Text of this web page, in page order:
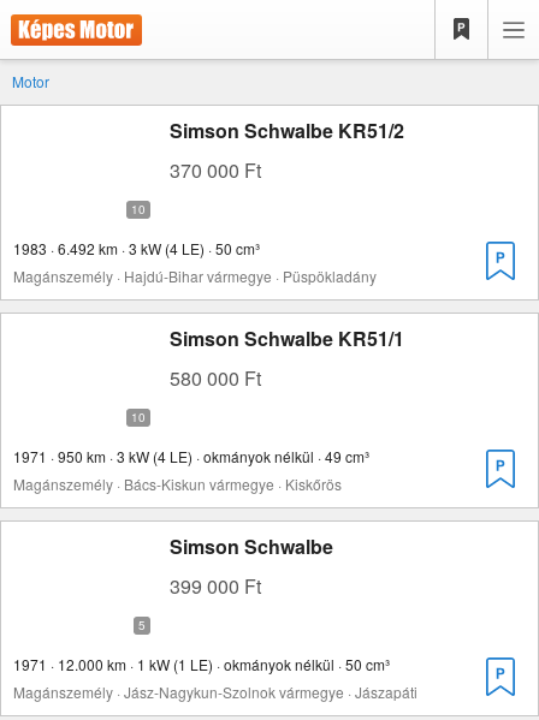
Motor
Simson Schwalbe KR51/2
370 000 Ft
1983 · 6.492 km · 3 kW (4 LE) · 50 cm³
Magánszemély · Hajdú-Bihar vármegye · Püspökladány
Simson Schwalbe KR51/1
580 000 Ft
1971 · 950 km · 3 kW (4 LE) · okmányok nélkül · 49 cm³
Magánszemély · Bács-Kiskun vármegye · Kiskőrös
Simson Schwalbe
399 000 Ft
1971 · 12.000 km · 1 kW (1 LE) · okmányok nélkül · 50 cm³
Magánszemély · Jász-Nagykun-Szolnok vármegye · Jászapáti